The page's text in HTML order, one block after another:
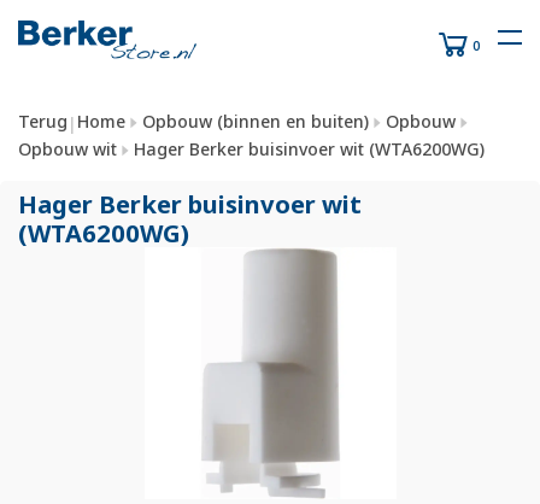
0
Terug | Home Opbouw (binnen en buiten)
Opbouw
Opbouw wit
Hager Berker buisinvoer wit (WTA6200WG)
Hager Berker buisinvoer wit
(WTA6200WG)